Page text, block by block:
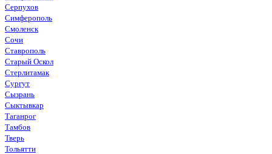
Серпухов
Симферополь
Смоленск
Сочи
Ставрополь
Старый Оскол
Стерлитамак
Сургут
Сызрань
Сыктывкар
Таганрог
Тамбов
Тверь
Тольятти